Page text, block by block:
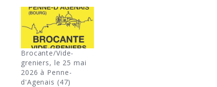
Brocante/Vide-
greniers, le 25 mai
2026 à Penne-
d'Agenais (47)